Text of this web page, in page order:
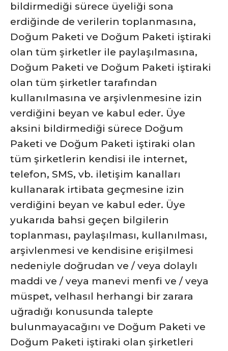
bildirmediği sürece üyeliği sona
erdiğinde de verilerin toplanmasına,
Doğum Paketi ve Doğum Paketi iştiraki
olan tüm şirketler ile paylaşılmasına,
Doğum Paketi ve Doğum Paketi iştiraki
olan tüm şirketler tarafından
kullanılmasına ve arşivlenmesine izin
verdiğini beyan ve kabul eder. Üye
aksini bildirmediği sürece Doğum
Paketi ve Doğum Paketi iştiraki olan
tüm şirketlerin kendisi ile internet,
telefon, SMS, vb. iletişim kanalları
kullanarak irtibata geçmesine izin
verdiğini beyan ve kabul eder. Üye
yukarıda bahsi geçen bilgilerin
toplanması, paylaşılması, kullanılması,
arşivlenmesi ve kendisine erişilmesi
nedeniyle doğrudan ve / veya dolaylı
maddi ve / veya manevi menfi ve / veya
müspet, velhasıl herhangi bir zarara
uğradığı konusunda talepte
bulunmayacağını ve Doğum Paketi ve
Doğum Paketi iştiraki olan şirketleri